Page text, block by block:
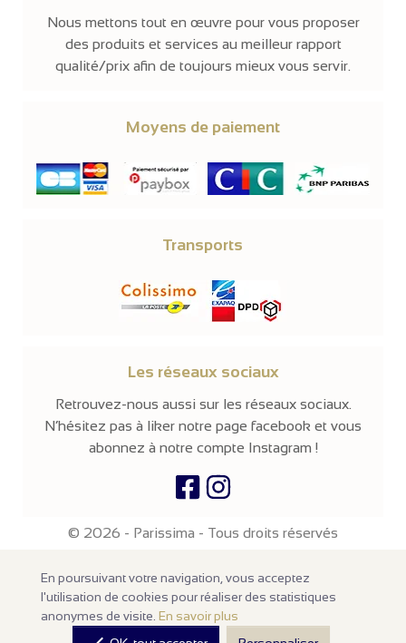
Nous mettons tout en œuvre pour vous proposer
des produits et services au meilleur rapport
qualité/prix afin de toujours mieux vous servir.
Moyens de paiement
Transports
Les réseaux sociaux
Retrouvez-nous aussi sur les réseaux sociaux.
N’hésitez pas à liker notre page facebook et vous
abonnez à notre compte Instagram !
© 2026 - Parissima - Tous droits réservés
En poursuivant votre navigation, vous acceptez
l'utilisation de cookies pour réaliser des statistiques
anonymes de visite. En savoir plus
la beauté. Les prix sont affichés hors taxes. Nos produits sont
vendus à l'unité avec un minimum d'achats de100€ HT